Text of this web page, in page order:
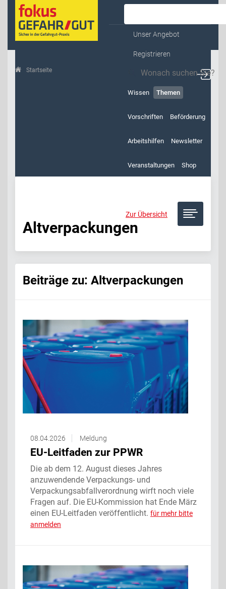
Unser Angebot
Registrieren
Wissen Themen
Vorschriften Beförderung
Arbeitshilfen Newsletter
Veranstaltungen Shop
Startseite Altverpackungen
Zur Übersicht
Altverpackungen
Beiträge zu: Altverpackungen
08.04.2026 Meldung
EU-Leitfaden zur PPWR
Die ab dem 12. August dieses Jahres
anzuwendende Verpackungs- und
Verpackungsabfallverordnung wirft noch viele
Fragen auf. Die EU-Kommission hat Ende März
einen EU-Leitfaden veröffentlicht. für mehr bitte
anmelden